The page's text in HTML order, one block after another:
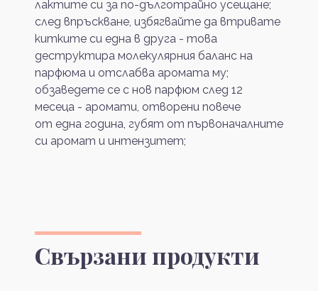
лактите си за по-дълготрайно усещане;
след впръскване, избягвайте да втривате
китките си една в друга - това
деструктира молекулярния баланс на
парфюма и отслабва аромата му;
обзаведете се с нов парфюм след 12
месеца - аромати, отворени повече
от една година, губят от първоначалните
си аромат и интензитет;
Свързани продукти